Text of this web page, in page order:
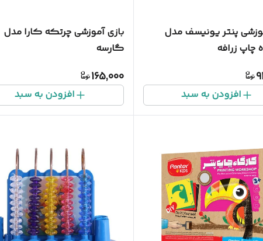
پنتر یونیسف مدل
چاپ زرافه
افزودن به سبد
بازی آموزشی چرتکه کارا مدل
گارسه
165,000
افزودن به سبد